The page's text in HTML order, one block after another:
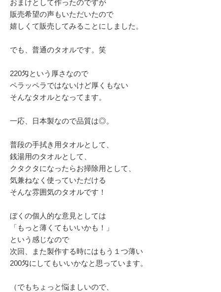
おまけとして作ったのですが
販売希望の声もいただいたので
嬉しくて販売してみることにしました。
でも、普通のタオルです。笑
220匁という厚さなので
ペラッペラではないけど厚くもない
そんなタオルとなってます。
一応、日本製なので品質は◎。
普段の手拭き用タオルとして、
銭湯用のタオルとして、
クタクタになったらお掃除用として、
気兼ねなく使っていただける
そんな雰囲気のタオルです！
ぼくの個人的な意見としては
「もっと薄くてもいいかも！」
という感じなので
次回、また製作する時にはもう１つ薄い
200匁にしてもいいかなと思っています。
（でもちょっと悩ましいので、